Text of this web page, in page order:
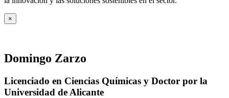
×
Domingo Zarzo
Licenciado en Ciencias Químicas y Doctor por la
Universidad de Alicante